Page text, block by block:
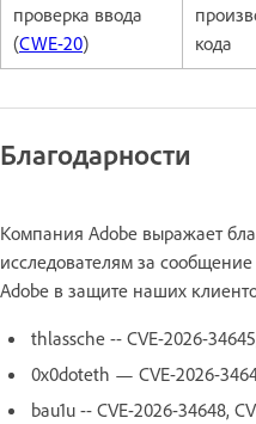
проверка ввода
(CWE-20)
кода
Благодарности
Компания Adobe выражает
исследователям за
Adobe в защите наших
thlassche -- CVE-2026-
0x0doteth — CVE-2026-
bau1u -- CVE-2026-34648,